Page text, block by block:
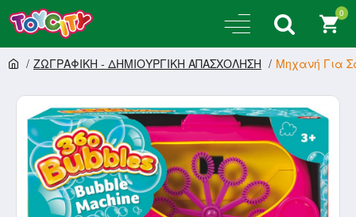
0
ΖΩΓΡΑΦΙΚΗ - ΔΗΜΙΟΥΡΓΙΚΗ ΑΠΑΣΧΟΛΗΣΗ Μηχανή Για